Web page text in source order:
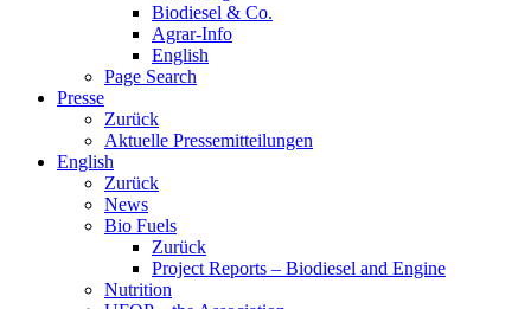
Biodiesel & Co.
Agrar-Info
English
Page Search
Presse
Zurück
Aktuelle Pressemitteilungen
English
Zurück
News
Bio Fuels
Zurück
Project Reports – Biodiesel and Engine
Nutrition